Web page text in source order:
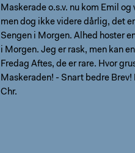
Maskerade o.s.v. nu kom Emil
men dog ikke videre dårlig, det
Sengen i Morgen. Alhed hoster
i Morgen. Jeg er rask, men kan
Fredag Aftes, de er rare. Hvor
Maskeraden! - Snart bedre Brev!
Chr.